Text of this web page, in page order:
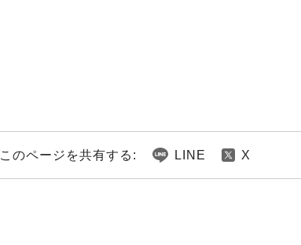
このページを共有する: LINE X